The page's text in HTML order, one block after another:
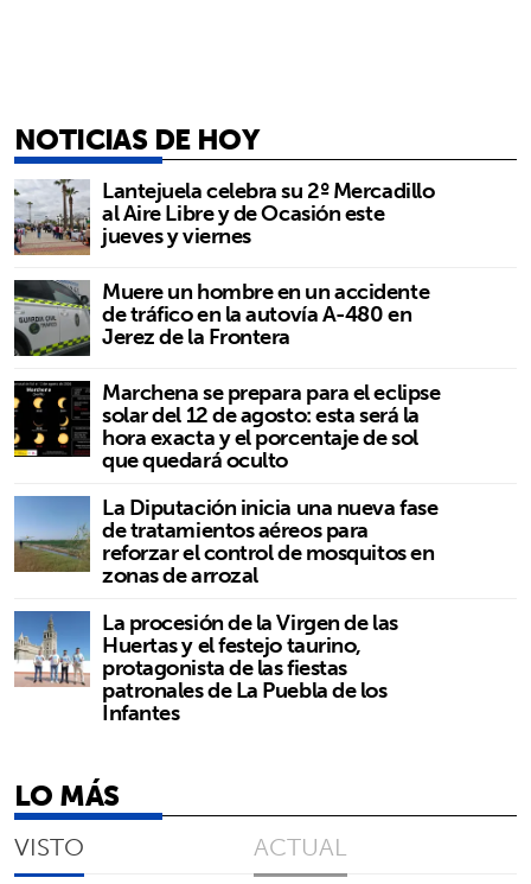
NOTICIAS DE HOY
Lantejuela celebra su 2º Mercadillo
al Aire Libre y de Ocasión este
jueves y viernes
Muere un hombre en un accidente
de tráfico en la autovía A-480 en
Jerez de la Frontera
Marchena se prepara para el eclipse
solar del 12 de agosto: esta será la
hora exacta y el porcentaje de sol
que quedará oculto
La Diputación inicia una nueva fase
de tratamientos aéreos para
reforzar el control de mosquitos en
zonas de arrozal
La procesión de la Virgen de las
Huertas y el festejo taurino,
protagonista de las fiestas
patronales de La Puebla de los
Infantes
LO MÁS
VISTO ACTUAL